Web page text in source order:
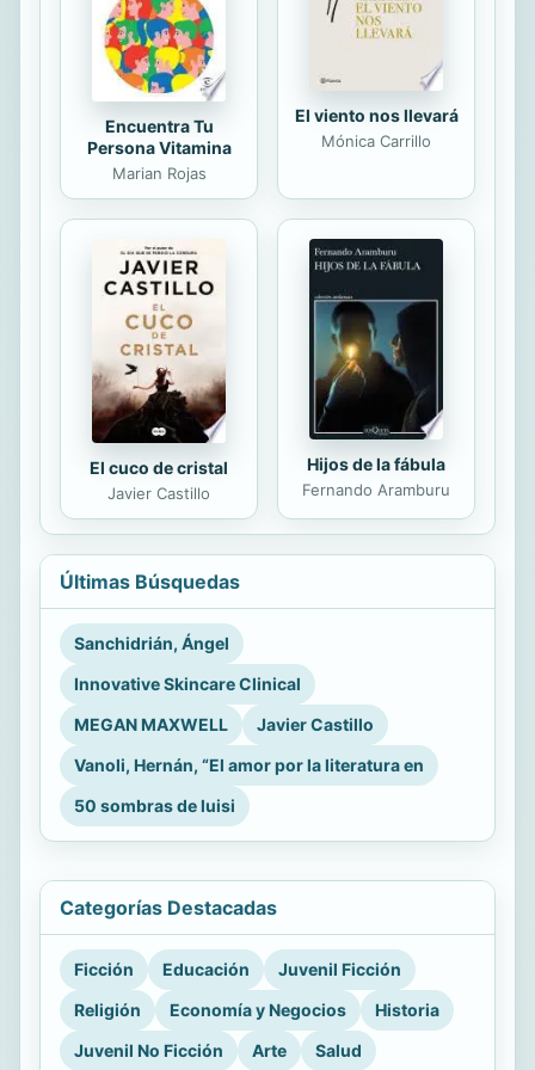
problemas más individuales,...
Encuentra Tu
Persona Vitamina
Marian Rojas
El viento nos llevará
Mónica Carrillo
El cuco de cristal
Javier Castillo
Hijos de la fábula
Fernando Aramburu
Últimas Búsquedas
Sanchidrián, Ángel
Innovative Skincare Clinical
MEGAN MAXWELL
Javier Castillo
Vanoli, Hernán, “El amor por la literatura en
50 sombras de luisi
Categorías Destacadas
Ficción Educación
Juvenil Ficción
Religión
Economía y Negocios
Historia
Juvenil No Ficción
Arte Salud